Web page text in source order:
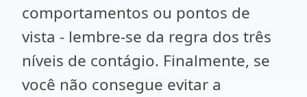
comportamentos ou pontos de
vista - lembre-se da regra dos três
níveis de contágio. Finalmente, se
você não consegue evitar a